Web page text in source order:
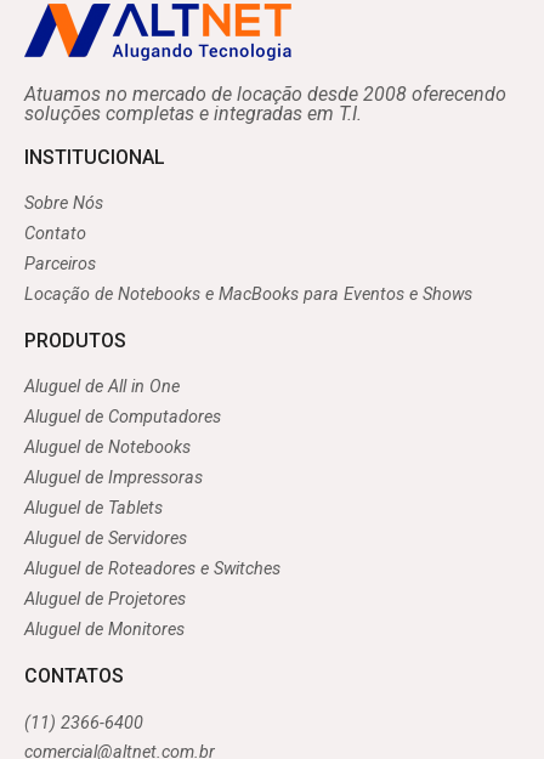
Atuamos no mercado de locação desde 2008 oferecendo
soluções completas e integradas em T.I.
INSTITUCIONAL
Sobre Nós
Contato
Parceiros
Locação de Notebooks e MacBooks para Eventos e Shows
PRODUTOS
Aluguel de All in One
Aluguel de Computadores
Aluguel de Notebooks
Aluguel de Impressoras
Aluguel de Tablets
Aluguel de Servidores
Aluguel de Roteadores e Switches
Aluguel de Projetores
Aluguel de Monitores
CONTATOS
(11) 2366-6400
comercial@altnet.com.br